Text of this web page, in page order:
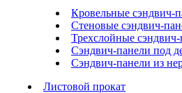
Кровельные сэндвич-
Стеновые cэндвич-
Трехслойные сэндвич-
Сэндвич-панели под
Сэндвич-панели из
Листовой прокат